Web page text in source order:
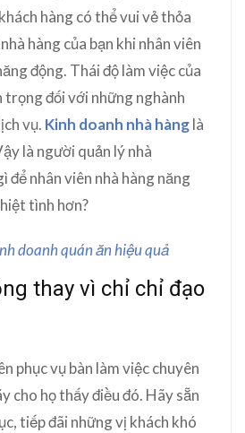
hàng có thể vui vẻ thỏa
hàng của bạn khi nhân viên
động. Thái độ làm việc của
trọng đối với những nghành
vụ. Kinh doanh nhà hànglà
là người quản lý nhà
để nhân viên nhà hàng năng
tình hơn?
doanh quán ăn hiệu quả
thay vì chỉ chỉ đạo
phục vụ bàn làm việc chuyên
cho họ thấy điều đó. Hãy sẵn
tiếp đãi những vị khách khó